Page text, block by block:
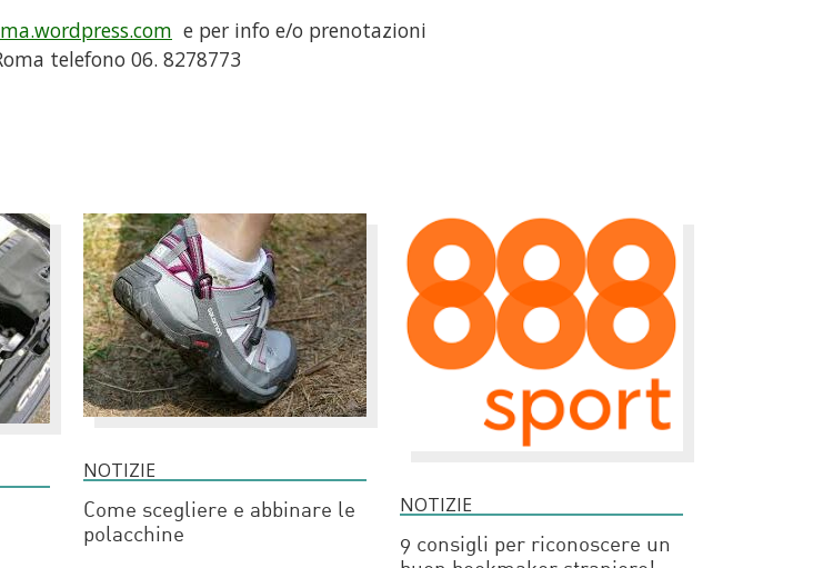
e per info e/o prenotazioni
telefono 06. 8278773
NOTIZIE
Come scegliere e abbinare le
polacchine
NOTIZIE
9 consigli per riconoscere un